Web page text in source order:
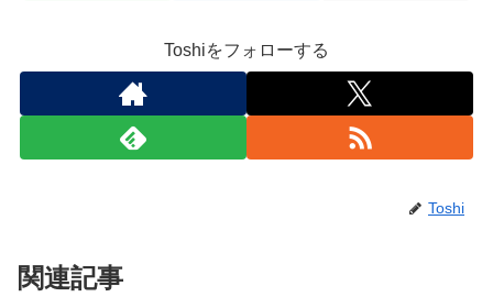
Toshiをフォローする
Toshi
関連記事